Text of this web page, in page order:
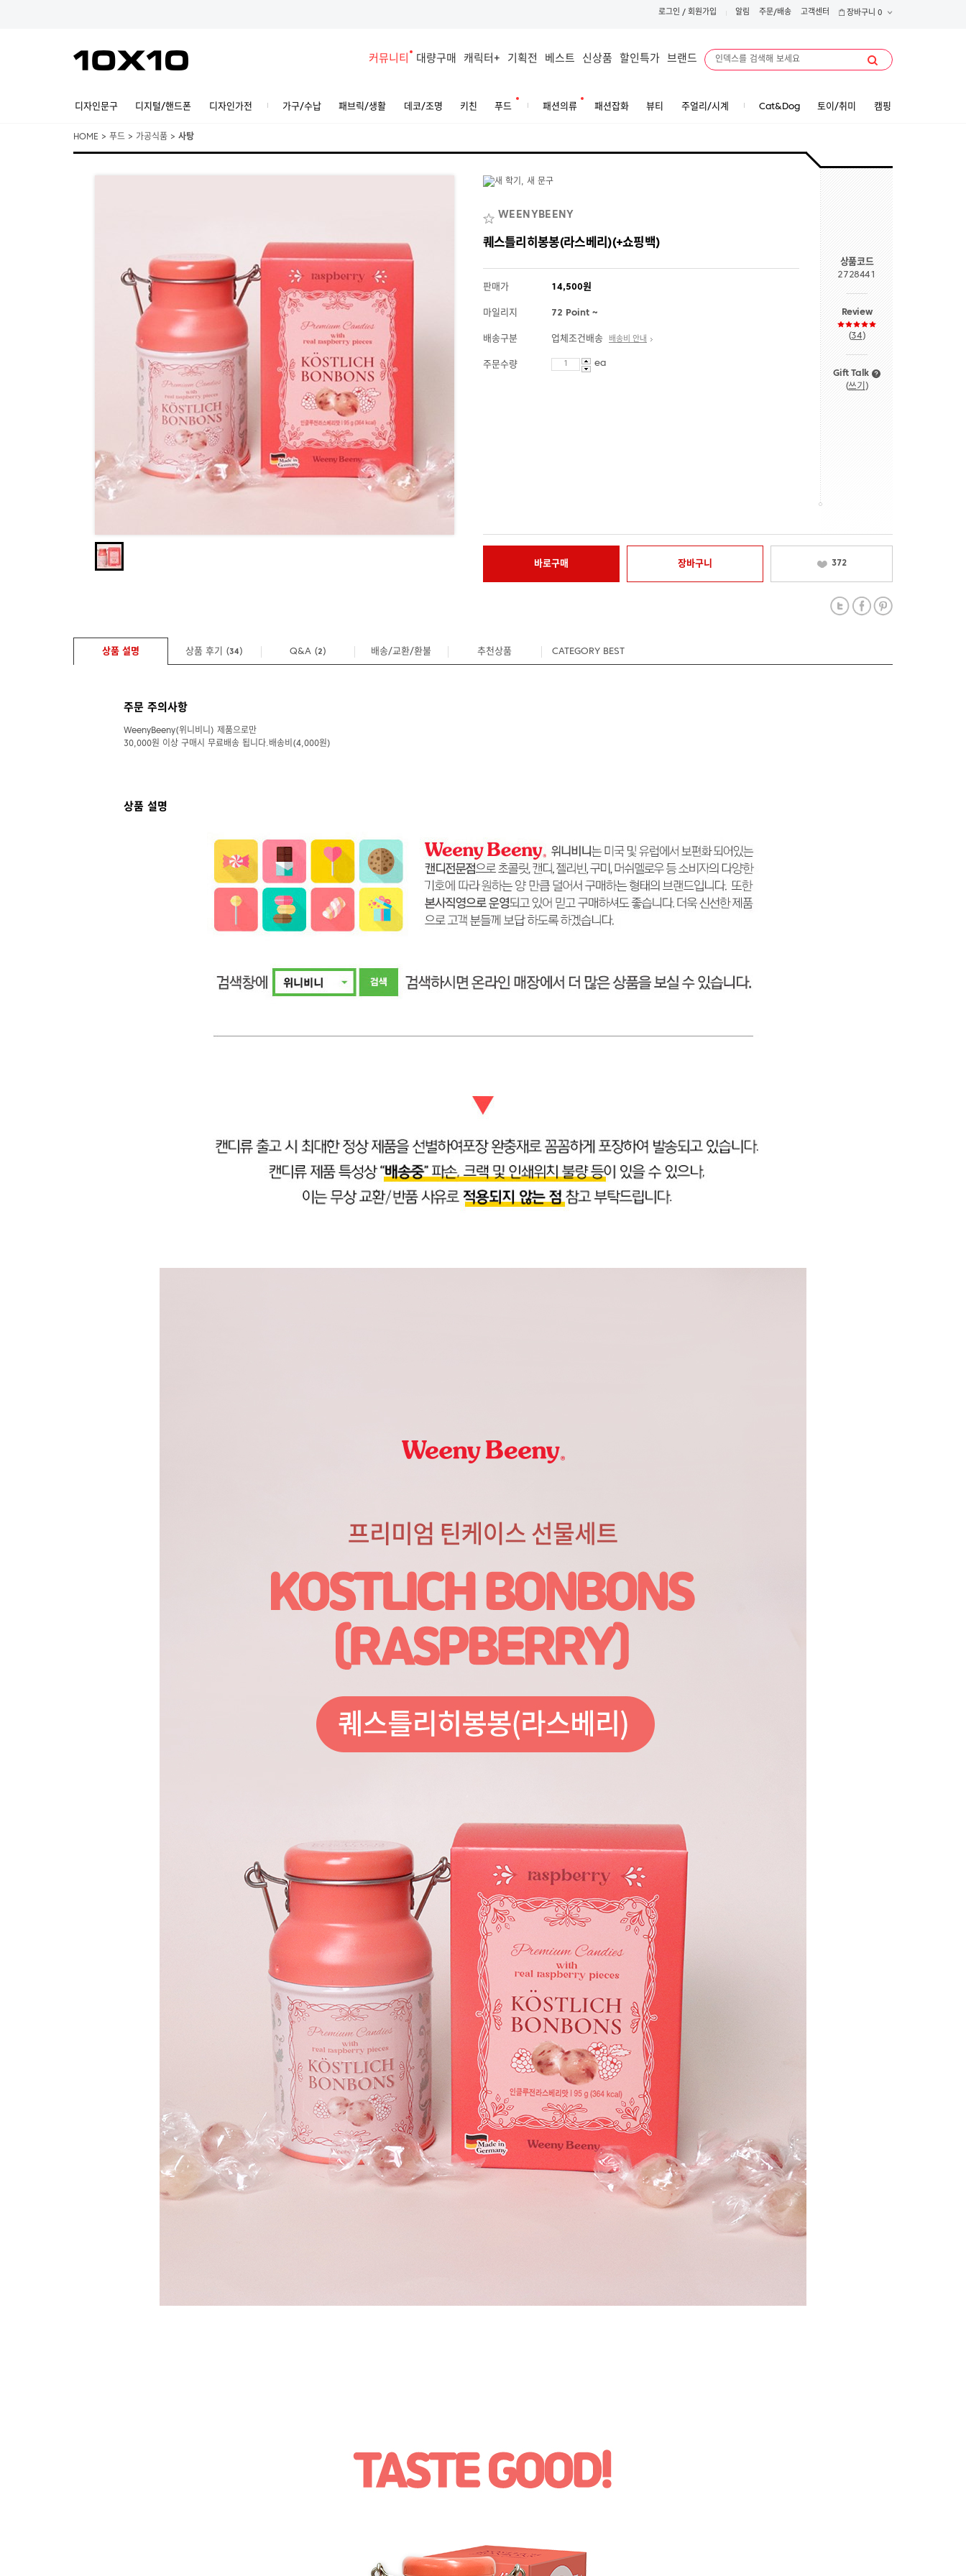
로그인 / 회원가입 알림 주문/배송 고객센터 장바구니 0
커뮤니티 대량구매 캐릭터+ 기획전 베스트 신상품 할인특가 브랜드
디자인문구 디지털/핸드폰 디자인가전 가구/수납 패브릭/생활 데코/조명 키친 푸드 패션의류 패션잡화 뷰티 주얼리/시계 Cat&Dog 토이/취미 캠핑
HOME > 푸드 > 가공식품 > 사탕
WEENYBEENY
퀘스틀리히봉봉(라스베리)(+쇼핑백)
판매가 14,500원
마일리지 72 Point ~
배송구분 업체조건배송 배송비 안내
주문수량 ea
상품코드
2728441
Review
(34)
Gift Talk
(쓰기 )
바로구매 장바구니 372
상품 설명 상품 후기 (34) Q&A (2) 배송/교환/환불 추천상품 CATEGORY BEST
주문 주의사항
WeenyBeeny(위니비니) 제품으로만
30,000원 이상 구매시 무료배송 됩니다.배송비(4,000원)
상품 설명